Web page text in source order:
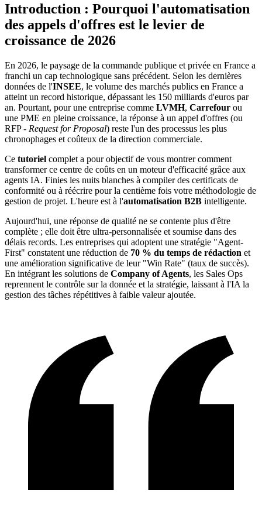
Introduction : Pourquoi l'automatisation
des appels d'offres est le levier de
croissance de 2026
En 2026, le paysage de la commande publique et privée en France a
franchi un cap technologique sans précédent. Selon les dernières
données de l'INSEE, le volume des marchés publics en France a
atteint un record historique, dépassant les 150 milliards d'euros par
an. Pourtant, pour une entreprise comme LVMH, Carrefour ou
une PME en pleine croissance, la réponse à un appel d'offres (ou
RFP - Request for Proposal) reste l'un des processus les plus
chronophages et coûteux de la direction commerciale.
Ce tutoriel complet a pour objectif de vous montrer comment
transformer ce centre de coûts en un moteur d'efficacité grâce aux
agents IA. Finies les nuits blanches à compiler des certificats de
conformité ou à réécrire pour la centième fois votre méthodologie de
gestion de projet. L'heure est à l'automatisation B2B intelligente.
Aujourd'hui, une réponse de qualité ne se contente plus d'être
complète ; elle doit être ultra-personnalisée et soumise dans des
délais records. Les entreprises qui adoptent une stratégie "Agent-
First" constatent une réduction de 70 % du temps de rédaction et
une amélioration significative de leur "Win Rate" (taux de succès).
En intégrant les solutions de Company of Agents, les Sales Ops
reprennent le contrôle sur la donnée et la stratégie, laissant à l'IA la
gestion des tâches répétitives à faible valeur ajoutée.